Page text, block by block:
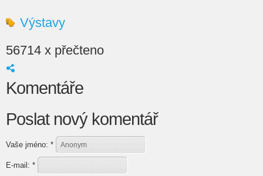
Výstavy
56714 x přečteno
Komentáře
Poslat nový komentář
Vaše jméno: *
E-mail: *